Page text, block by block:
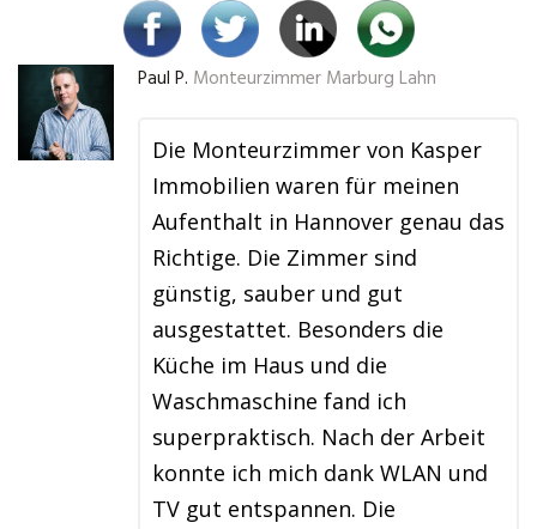
Paul P. Monteurzimmer Marburg Lahn
Die Monteurzimmer von Kasper
Immobilien waren für meinen
Aufenthalt in Hannover genau das
Richtige. Die Zimmer sind
günstig, sauber und gut
ausgestattet. Besonders die
Küche im Haus und die
Waschmaschine fand ich
superpraktisch. Nach der Arbeit
konnte ich mich dank WLAN und
TV gut entspannen. Die